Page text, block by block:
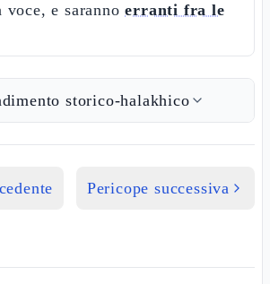
voce, e sarannoerranti fra le
storico-halakhico
Pericope successiva